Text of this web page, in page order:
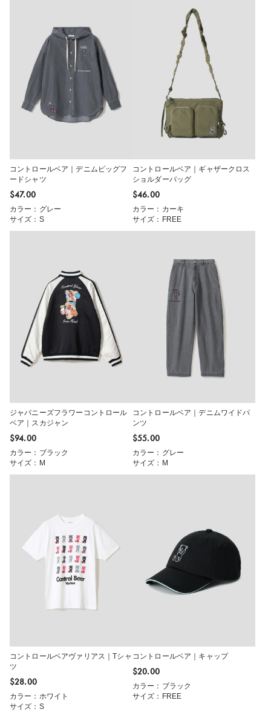
コントロールベア｜デニムビッグフ
ードシャツ
$‌47.00
カラー：グレー
サイズ：S
コントロールベア｜ギャザークロス
ショルダーバッグ
$‌46.00
カラー：カーキ
サイズ：FREE
ジャパニーズフラワーコントロール
ベア｜スカジャン
$‌94.00
カラー：ブラック
サイズ：M
コントロールベア｜デニムワイドパ
ンツ
$‌55.00
カラー：グレー
サイズ：M
コントロールベアヴァリアス｜Tシャ
ツ
$‌28.00
カラー：ホワイト
サイズ：S
コントロールベア｜キャップ
$‌20.00
カラー：ブラック
サイズ：FREE